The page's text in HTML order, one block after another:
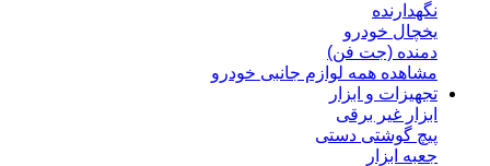
نگهدارنده
یخچال خودرو
دمنده (جت فن)
مشاهده همه لوازم جانبی خودرو
تجهیزات و ابزار
ابزار غیر برقی
پیچ گوشتی دستی
جعبه ابزار